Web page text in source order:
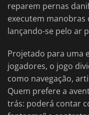
reparem pernas
executem manobras
lançando-se pelo ar
Projetado para uma
jogadores, o jogo
como navegação,
Quem prefere a
trás: poderá contar